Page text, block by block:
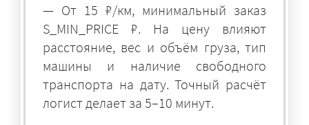
— От 15 ₽/км, минимальный заказ
S_MIN_PRICE ₽. На цену влияют
расстояние, вес и объём груза, тип
машины и наличие свободного
транспорта на дату. Точный расчёт
логист делает за 5–10 минут.